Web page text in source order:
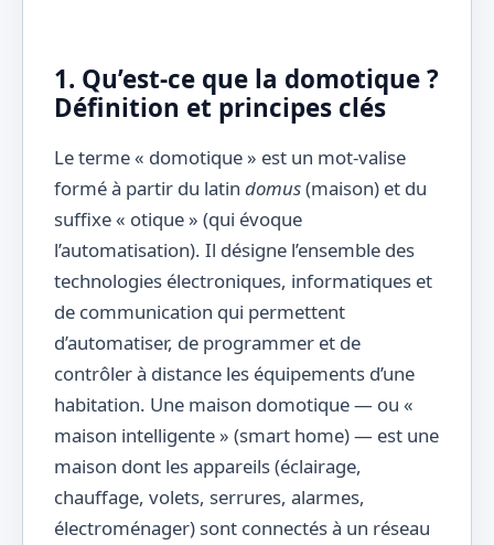
1. Qu’est-ce que la domotique ?
Définition et principes clés
Le terme « domotique » est un mot-valise
formé à partir du latin domus(maison) et du
suffixe « otique » (qui évoque
l’automatisation). Il désigne l’ensemble des
technologies électroniques, informatiques et
de communication qui permettent
d’automatiser, de programmer et de
contrôler à distance les équipements d’une
habitation. Une maison domotique — ou «
maison intelligente » (smart home) — est une
maison dont les appareils (éclairage,
chauffage, volets, serrures, alarmes,
électroménager) sont connectés à un réseau